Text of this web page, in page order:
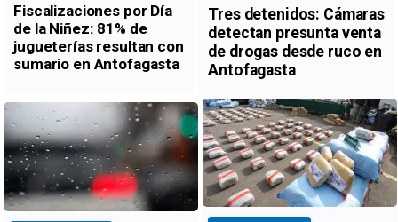
Fiscalizaciones por Día
de la Niñez: 81% de
jugueterías resultan con
sumario en Antofagasta
Tres detenidos: Cámaras
detectan presunta venta
de drogas desde ruco en
Antofagasta